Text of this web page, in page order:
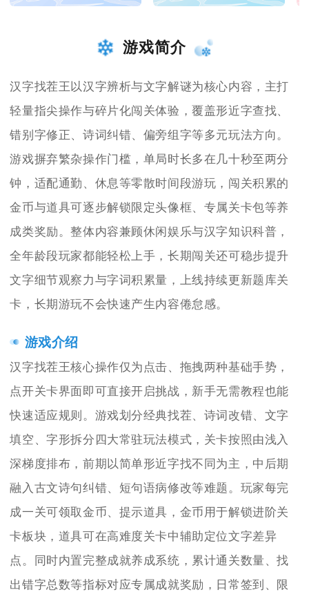
游戏简介
汉字找茬王以汉字辨析与文字解谜为核心内容，主打
轻量指尖操作与碎片化闯关体验，覆盖形近字查找、
错别字修正、诗词纠错、偏旁组字等多元玩法方向。
游戏摒弃繁杂操作门槛，单局时长多在几十秒至两分
钟，适配通勤、休息等零散时间段游玩，闯关积累的
金币与道具可逐步解锁限定头像框、专属关卡包等养
成类奖励。整体内容兼顾休闲娱乐与汉字知识科普，
全年龄段玩家都能轻松上手，长期闯关还可稳步提升
文字细节观察力与字词积累量，上线持续更新题库关
卡，长期游玩不会快速产生内容倦怠感。
游戏介绍
汉字找茬王核心操作仅为点击、拖拽两种基础手势，
点开关卡界面即可直接开启挑战，新手无需教程也能
快速适应规则。游戏划分经典找茬、诗词改错、文字
填空、字形拆分四大常驻玩法模式，关卡按照由浅入
深梯度排布，前期以简单形近字找不同为主，中后期
融入古文诗句纠错、短句语病修改等难题。玩家每完
成一关可领取金币、提示道具，金币用于解锁进阶关
卡板块，道具可在高难度关卡中辅助定位文字差异
点。同时内置完整成就养成系统，累计通关数量、找
出错字总数等指标对应专属成就奖励，日常签到、限